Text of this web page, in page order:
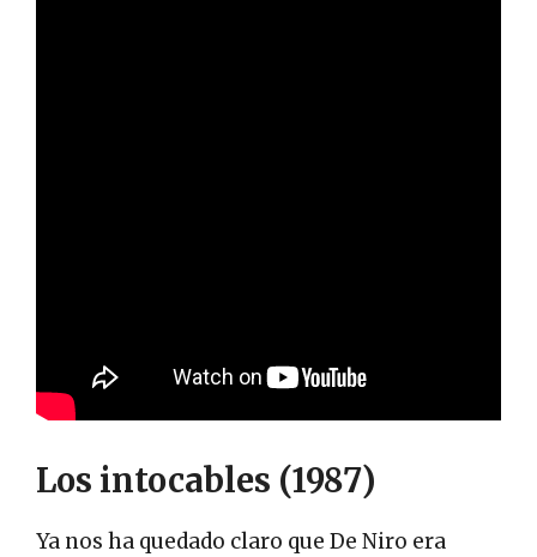
Los intocables (1987)
Ya nos ha quedado claro que De Niro era